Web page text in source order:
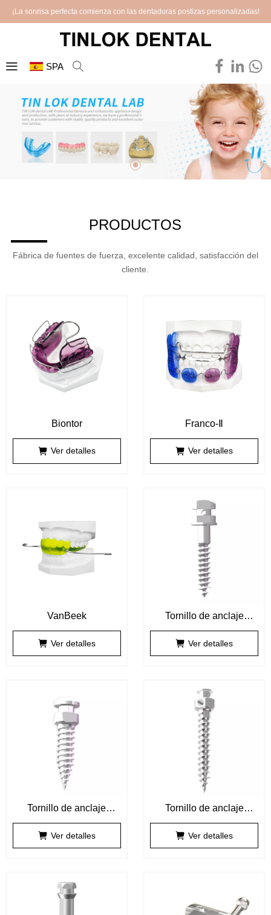
¡La sonrisa perfecta comienza con las dentaduras postizas personalizadas!
SPA
PRODUCTOS
Fábrica de fuentes de fuerza, excelente calidad, satisfacción del
cliente.
Biontor
Ver detalles
Franco-Ⅱ
Ver detalles
VanBeek
Ver detalles
Tornillo de anclaje
ortodobtic
Ver detalles
Tornillo de anclaje
ortodobtic
Ver detalles
Tornillo de anclaje
ortodobtic
Ver detalles